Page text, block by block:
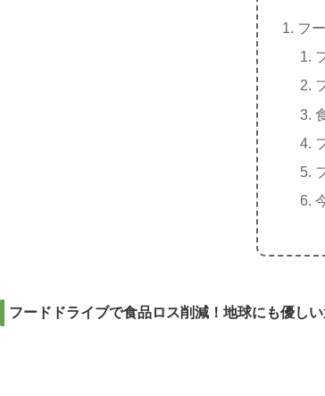
フ
フードドライブで食品ロス削減！地球にも優し